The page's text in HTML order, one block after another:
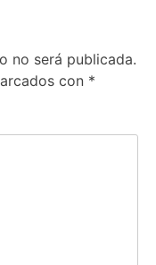
no será publicada.
con *